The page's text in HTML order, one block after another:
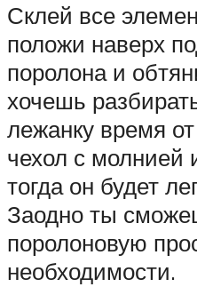
Склей все
положи наверх
поролона и
хочешь
лежанку время
чехол с молнией
тогда он будет
Заодно ты
поролоновую
необходимости.